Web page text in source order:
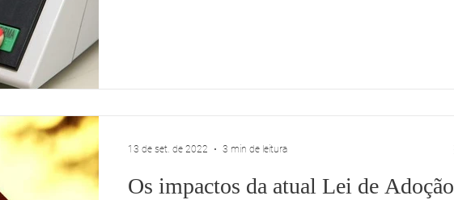
Os impactos da atual Lei de Adoção
13 de set. de 2022 3 min de leitura